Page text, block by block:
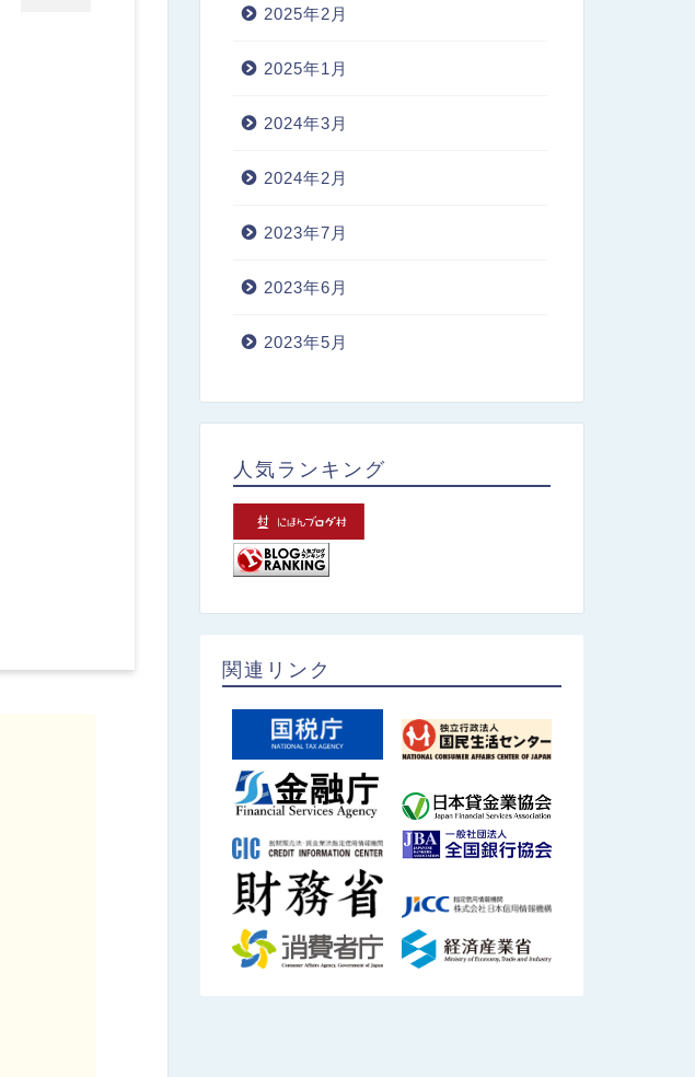
2025年2月
2025年1月
2024年3月
2024年2月
2023年7月
2023年6月
2023年5月
人気ランキング
関連リンク